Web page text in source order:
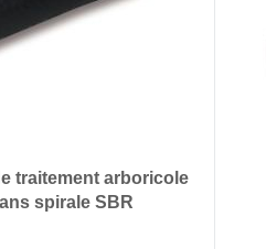
traitement arboricole
spirale SBR